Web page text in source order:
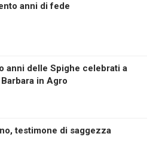
anni di fede
anni delle Spighe celebrati a
in Agro
testimone di saggezza